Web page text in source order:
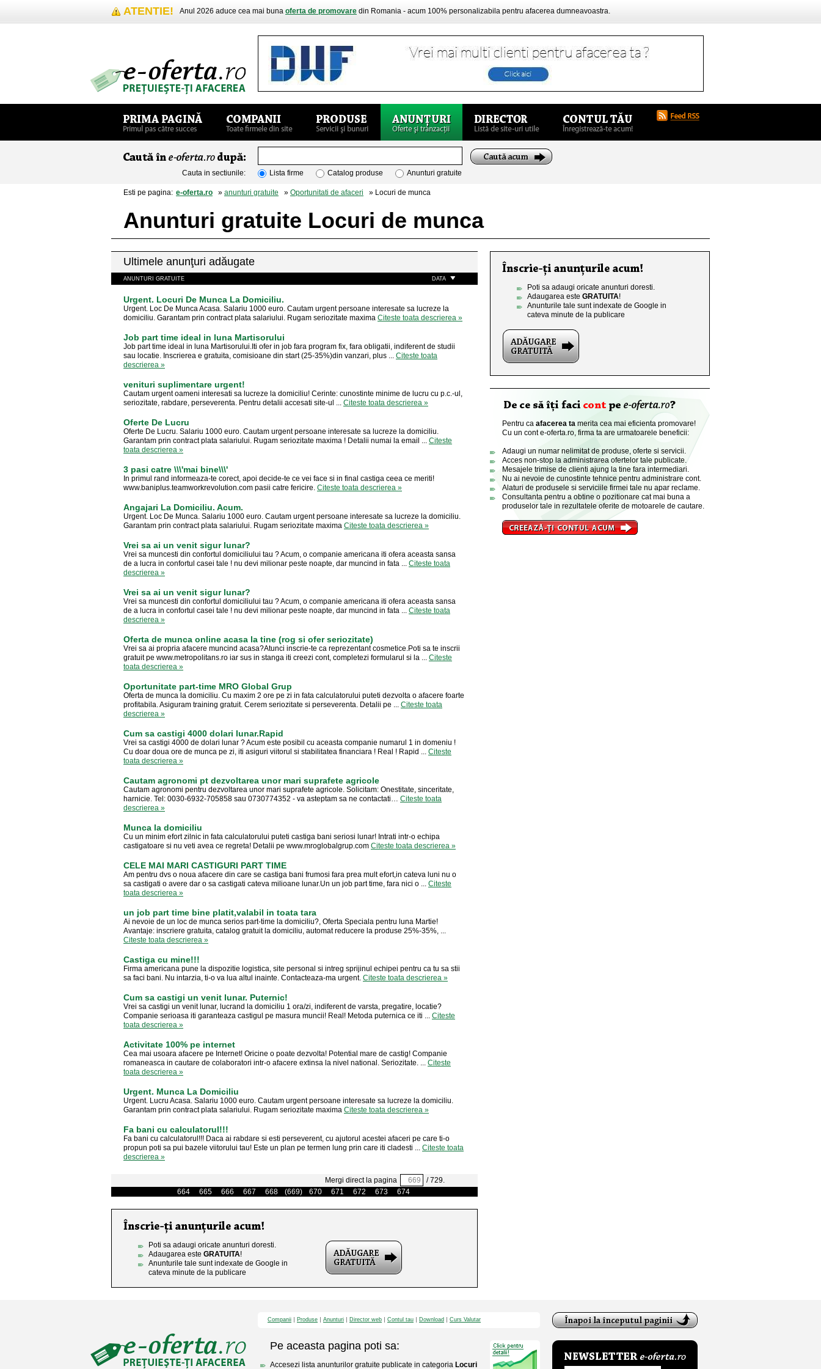
ATENTIE! Anul 2026 aduce cea mai buna oferta de promovare din Romania - acum 100% personalizabila pentru afacerea dumneavoastra.
Cauta in sectiunile: Lista firme Catalog produse Anunturi gratuite
Esti pe pagina: e-oferta.ro » anunturi gratuite » Oportunitati de afaceri » Locuri de munca
Anunturi gratuite Locuri de munca
Ultimele anunţuri adăugate
ANUNTURI GRATUITE DATA
Urgent. Locuri De Munca La Domiciliu.
Urgent. Loc De Munca Acasa. Salariu 1000 euro. Cautam urgent persoane interesate sa lucreze la
domiciliu. Garantam prin contract plata salariului. Rugam seriozitate maxima Citeste toata descrierea »
Job part time ideal in luna Martisorului
Job part time ideal in luna Martisorului.Iti ofer in job fara program fix, fara obligatii, indiferent de studii
sau locatie. Inscrierea e gratuita, comisioane din start (25-35%)din vanzari, plus ... Citeste toata
descrierea »
venituri suplimentare urgent!
Cautam urgent oameni interesati sa lucreze la domiciliu! Cerinte: cunostinte minime de lucru cu p.c.-ul,
seriozitate, rabdare, perseverenta. Pentru detalii accesati site-ul ... Citeste toata descrierea »
Oferte De Lucru
Oferte De Lucru. Salariu 1000 euro. Cautam urgent persoane interesate sa lucreze la domiciliu.
Garantam prin contract plata salariului. Rugam seriozitate maxima ! Detalii numai la email ... Citeste
toata descrierea »
3 pasi catre \\\'mai bine\\\'
In primul rand informeaza-te corect, apoi decide-te ce vei face si in final castiga ceea ce meriti!
www.baniplus.teamworkrevolution.com pasii catre fericire. Citeste toata descrierea »
Angajari La Domiciliu. Acum.
Urgent. Loc De Munca. Salariu 1000 euro. Cautam urgent persoane interesate sa lucreze la domiciliu.
Garantam prin contract plata salariului. Rugam seriozitate maxima Citeste toata descrierea »
Vrei sa ai un venit sigur lunar?
Vrei sa muncesti din confortul domiciliului tau ? Acum, o companie americana iti ofera aceasta sansa
de a lucra in confortul casei tale ! nu devi milionar peste noapte, dar muncind in fata ... Citeste toata
descrierea »
Vrei sa ai un venit sigur lunar?
Vrei sa muncesti din confortul domiciliului tau ? Acum, o companie americana iti ofera aceasta sansa
de a lucra in confortul casei tale ! nu devi milionar peste noapte, dar muncind in fata ... Citeste toata
descrierea »
Oferta de munca online acasa la tine (rog si ofer seriozitate)
Vrei sa ai propria afacere muncind acasa?Atunci inscrie-te ca reprezentant cosmetice.Poti sa te inscrii
gratuit pe www.metropolitans.ro iar sus in stanga iti creezi cont, completezi formularul si la ... Citeste
toata descrierea »
Oportunitate part-time MRO Global Grup
Oferta de munca la domiciliu. Cu maxim 2 ore pe zi in fata calculatorului puteti dezvolta o afacere foarte
profitabila. Asiguram training gratuit. Cerem seriozitate si perseverenta. Detalii pe ... Citeste toata
descrierea »
Cum sa castigi 4000 dolari lunar.Rapid
Vrei sa castigi 4000 de dolari lunar ? Acum este posibil cu aceasta companie numarul 1 in domeniu !
Cu doar doua ore de munca pe zi, iti asiguri viitorul si stabilitatea financiara ! Real ! Rapid ... Citeste
toata descrierea »
Cautam agronomi pt dezvoltarea unor mari suprafete agricole
Cautam agronomi pentru dezvoltarea unor mari suprafete agricole. Solicitam: Onestitate, sinceritate,
harnicie. Tel: 0030-6932-705858 sau 0730774352 - va asteptam sa ne contactati… Citeste toata
descrierea »
Munca la domiciliu
Cu un minim efort zilnic in fata calculatorului puteti castiga bani seriosi lunar! Intrati intr-o echipa
castigatoare si nu veti avea ce regreta! Detalii pe www.mroglobalgrup.com Citeste toata descrierea »
CELE MAI MARI CASTIGURI PART TIME
Am pentru dvs o noua afacere din care se castiga bani frumosi fara prea mult efort,in cateva luni nu o
sa castigati o avere dar o sa castigati cateva milioane lunar.Un un job part time, fara nici o ... Citeste
toata descrierea »
un job part time bine platit,valabil in toata tara
Ai nevoie de un loc de munca serios part-time la domiciliu?, Oferta Speciala pentru luna Martie!
Avantaje: inscriere gratuita, catalog gratuit la domiciliu, automat reducere la produse 25%-35%, ...
Citeste toata descrierea »
Castiga cu mine!!!
Firma americana pune la dispozitie logistica, site personal si intreg sprijinul echipei pentru ca tu sa stii
sa faci bani. Nu intarzia, ti-o va lua altul inainte. Contacteaza-ma urgent. Citeste toata descrierea »
Cum sa castigi un venit lunar. Puternic!
Vrei sa castigi un venit lunar, lucrand la domiciliu 1 ora/zi, indiferent de varsta, pregatire, locatie?
Companie serioasa iti garanteaza castigul pe masura muncii! Real! Metoda puternica ce iti ... Citeste
toata descrierea »
Activitate 100% pe internet
Cea mai usoara afacere pe Internet! Oricine o poate dezvolta! Potential mare de castig! Companie
romaneasca in cautare de colaboratori intr-o afacere extinsa la nivel national. Seriozitate. ... Citeste
toata descrierea »
Urgent. Munca La Domiciliu
Urgent. Lucru Acasa. Salariu 1000 euro. Cautam urgent persoane interesate sa lucreze la domiciliu.
Garantam prin contract plata salariului. Rugam seriozitate maxima Citeste toata descrierea »
Fa bani cu calculatorul!!!
Fa bani cu calculatorul!!! Daca ai rabdare si esti perseverent, cu ajutorul acestei afaceri pe care ti-o
propun poti sa pui bazele viitorului tau! Este un plan pe termen lung prin care iti cladesti ... Citeste toata
descrierea »
Mergi direct la pagina
/ 729.
664
665 666 667 668 (669) 670 671 672 673 674
Poti sa adaugi oricate anunturi doresti.
Adaugarea este GRATUITA!
Anunturile tale sunt indexate de Google in
cateva minute de la publicare
Poti sa adaugi oricate anunturi doresti.
Adaugarea este GRATUITA!
Anunturile tale sunt indexate de Google in
cateva minute de la publicare
Pentru ca afacerea ta merita cea mai eficienta promovare!
Cu un cont e-oferta.ro, firma ta are urmatoarele beneficii:
Adaugi un numar nelimitat de produse, oferte si servicii.
Acces non-stop la administrarea ofertelor tale publicate.
Mesajele trimise de clienti ajung la tine fara intermediari.
Nu ai nevoie de cunostinte tehnice pentru administrare cont.
Alaturi de produsele si serviciile firmei tale nu apar reclame.
Consultanta pentru a obtine o pozitionare cat mai buna a
produselor tale in rezultatele oferite de motoarele de cautare.
Companii Produse Anunturi Director web Contul tau Download Curs Valutar
Pe aceasta pagina poti sa:
Accesezi lista anunturilor gratuite publicate in categoria Locuri